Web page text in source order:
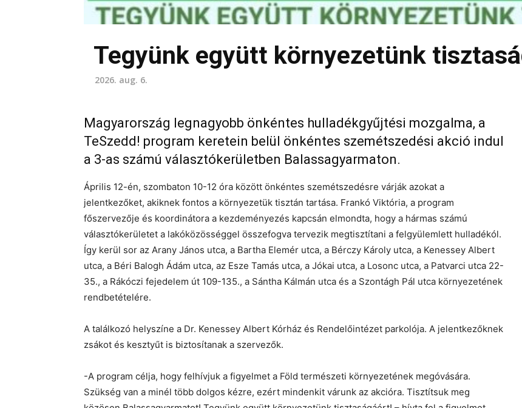
Tegyünk együtt környezetünk
2026. aug. 6.
Magyarország legnagyobb önkéntes hulladékgyűjtési mozgalma, a
TeSzedd! program keretein belül önkéntes szemétszedési akció indul
a 3-as számú választókerületben Balassagyarmaton.
Április 12-én, szombaton 10-12 óra között önkéntes szemétszedésre várják azokat a
jelentkezőket, akiknek fontos a környezetük tisztán tartása. Frankó Viktória, a program
főszervezője és koordinátora a kezdeményezés kapcsán elmondta, hogy a hármas számú
választókerületet a lakóközösséggel összefogva tervezik megtisztítani a felgyülemlett hulladékól.
Így kerül sor az Arany János utca, a Bartha Elemér utca, a Bérczy Károly utca, a Kenessey Albert
utca, a Béri Balogh Ádám utca, az Esze Tamás utca, a Jókai utca, a Losonc utca, a Patvarci utca 22-
35., a Rákóczi fejedelem út 109-135., a Sántha Kálmán utca és a Szontágh Pál utca környezetének
rendbetételére.
A találkozó helyszíne a Dr. Kenessey Albert Kórház és Rendelőintézet parkolója. A jelentkezőknek
zsákot és kesztyűt is biztosítanak a szervezők.
-A program célja, hogy felhívjuk a figyelmet a Föld természeti környezetének megóvására.
Szükség van a minél több dolgos kézre, ezért mindenkit várunk az akcióra. Tisztítsuk meg